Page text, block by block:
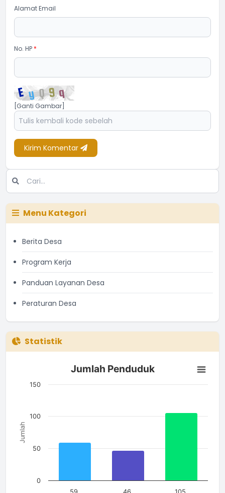
Alamat Email
No. HP *
[Ganti Gambar]
Kirim Komentar
Menu Kategori
Berita Desa
Program Kerja
Panduan Layanan Desa
Peraturan Desa
Statistik
Jumlah Penduduk
Bar chart with 3 bars.
The chart has 1 X axis displaying categories.
Jumlah
Jumlah Penduduk
0
50
100
150